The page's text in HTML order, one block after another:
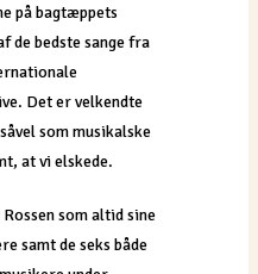
på bagtæppets
de bedste sange fra
Det er velkendte
som musikalske
at vi elskede.
som altid sine
samt de seks både